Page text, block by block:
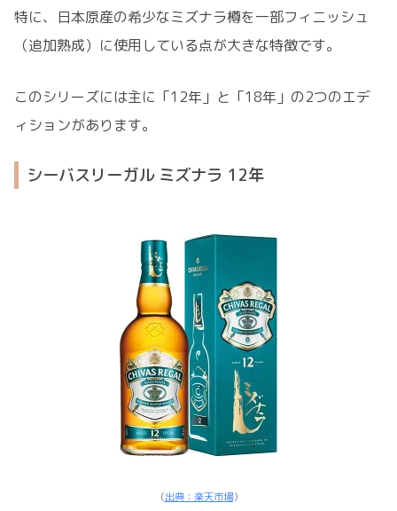
特に、日本原産の希少なミズナラ樽を一部フィニッシュ
（追加熟成）に使用している点が大きな特徴です。
このシリーズには主に「12年」と「18年」の2つのエデ
ィションがあります。
シーバスリーガル ミズナラ 12年
（出典：楽天市場）